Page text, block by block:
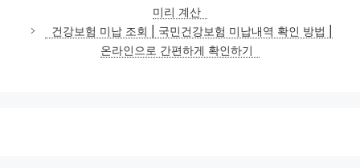
고
리
미리 계산
건강보험 미납 조회 | 국민건강보험 미납내역 확인 방법 |
온라인으로 간편하게 확인하기